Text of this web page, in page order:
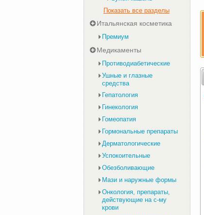
Показать все разделы
Итальянская косметика
Премиум
Медикаменты
Противодиабетические
Ушные и глазные
средства
Гепатология
Гинекология
Гомеопатия
Гормональные препараты
Дерматологические
Успокоительные
Обезболивающие
Мази и наружные формы
Онкология, препараты,
действующие на с-му
крови